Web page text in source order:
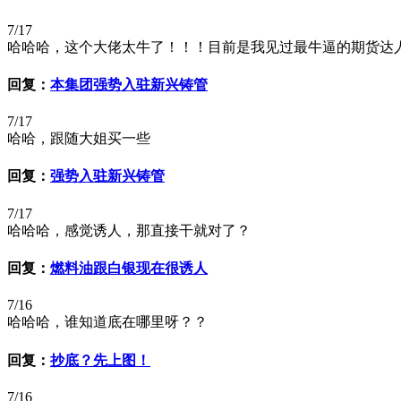
7/17
哈哈哈，这个大佬太牛了！！！目前是我见过最牛逼的期货
回复： 本集团强势入驻新兴铸管
7/17
哈哈，跟随大姐买一些
回复： 强势入驻新兴铸管
7/17
哈哈哈，感觉诱人，那直接干就对了？
回复： 燃料油跟白银现在很诱人
7/16
哈哈哈，谁知道底在哪里呀？？
回复： 抄底？先上图！
7/16